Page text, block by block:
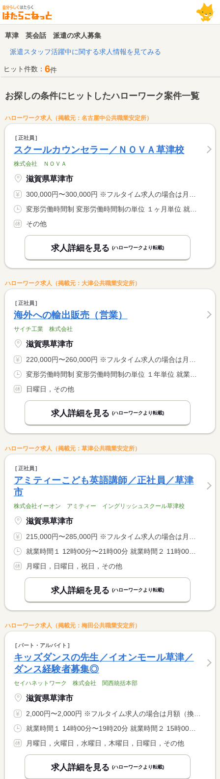
草津 英会話 派遣の求人募集
派遣スタッフ活躍中に関する求人情報を見てみる
ヒット件数： 6件
お探しの条件にヒットしたハローワーク案件一覧
ハローワーク求人（掲載元：名古屋中公共職業安定所）
正社員
スクールカウンセラー／ＮＯＶＡ草津校
株式会社 ＮＯＶＡ
滋賀県草津市
300,000円〜300,000円 ※フルタイム求人の場合は月額（換算額）、パート求人の場合は時間額を表示しています。
その他
求人詳細を見る (ハローワークより転載)
ハローワーク求人（掲載元：大津公共職業安定所）
正社員
海外への輸出販売（営業）
サイチ工業 株式会社
滋賀県草津市
220,000円〜260,000円 ※フルタイム求人の場合は月額（換算額）、パート求人の場合は時間額を表示しています。
日曜日，その他
求人詳細を見る (ハローワークより転載)
ハローワーク求人（掲載元：草津公共職業安定所）
正社員
アミティーこども英語講師／正社員／草津
市
株式会社イーオン アミティー イングリッシュスクール草津校
滋賀県草津市
215,000円〜285,000円 ※フルタイム求人の場合は月額（換算額）、パート求人の場合は時間額を表示しています。
月曜日，日曜日，祝日，その他
求人詳細を見る (ハローワークより転載)
ハローワーク求人（掲載元：梅田公共職業安定所）
パート・アルバイト
キッズダンスの先生／イオンモール草津／
ダンス経験者募集◎
セイハネットワーク 株式会社 関西統括本部
滋賀県草津市
2,000円〜2,000円 ※フルタイム求人の場合は月額（換算額）、パート求人の場合は時間額を表示しています。
月曜日，火曜日，水曜日，木曜日，日曜日，その他
求人詳細を見る (ハローワークより転載)